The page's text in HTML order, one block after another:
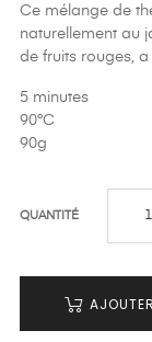
Ce mélange de
naturellement au
de fruits rouges,
5 minutes
90°C
90g
QUANTITÉ